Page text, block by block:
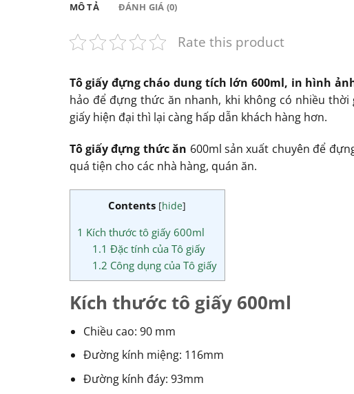
MÔ TẢ ĐÁNH GIÁ (0)
Rate this product
Tô giấy đựng cháo dung tích lớn 600ml, in hình
hảo để đựng thức ăn nhanh, khi không có nhiều
giấy hiện đại thì lại càng hấp dẫn khách hàng hơn.
Tô giấy đựng thức ăn 600ml sản xuất chuyên để
quá tiện cho các nhà hàng, quán ăn.
Contents [hide]
1 Kích thước tô giấy 600ml
1.1 Đặc tính của Tô giấy
1.2 Công dụng của Tô giấy
Kích thước tô giấy 600ml
Chiều cao: 90 mm
Đường kính miệng: 116mm
Đường kính đáy: 93mm